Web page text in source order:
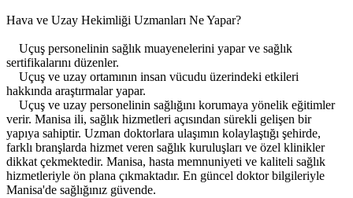
Hava ve Uzay Hekimliği Uzmanları Ne Yapar?
Uçuş personelinin sağlık muayenelerini yapar ve sağlık
sertifikalarını düzenler.
Uçuş ve uzay ortamının insan vücudu üzerindeki etkileri
hakkında araştırmalar yapar.
Uçuş ve uzay personelinin sağlığını korumaya yönelik eğitimler
verir. Manisa ili, sağlık hizmetleri açısından sürekli gelişen bir
yapıya sahiptir. Uzman doktorlara ulaşımın kolaylaştığı şehirde,
farklı branşlarda hizmet veren sağlık kuruluşları ve özel klinikler
dikkat çekmektedir. Manisa, hasta memnuniyeti ve kaliteli sağlık
hizmetleriyle ön plana çıkmaktadır. En güncel doktor bilgileriyle
Manisa'de sağlığınız güvende.